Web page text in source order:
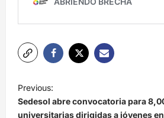
N
a
Previous:
Sedesol abre convocatoria para
universitarias dirigidas a jóvenes